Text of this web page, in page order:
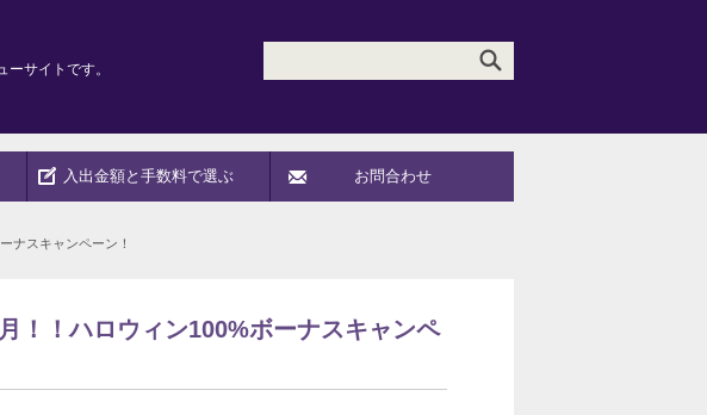
サイトです。
入出金額と手数料で選ぶ お問合わせ
ナスキャンペーン！
！！ハロウィン100%ボーナスキャンペ